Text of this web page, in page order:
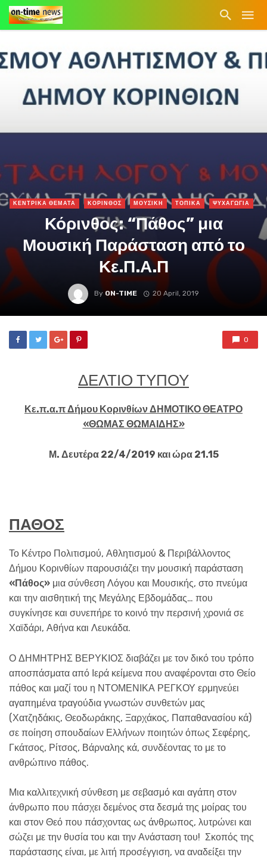
ΚΕΝΤΡΙΚΑ ΘΕΜΑΤΑ ΚΟΡΙΝΘΟΣ ΜΟΥΣΙΚΗ ΤΟΠΙΚΑ ΨΥΧΑΓΩΓΙΑ
Κόρινθος: “Πάθος” μια
Μουσική Παράσταση από το
Κε.Π.Α.Π
By ON-TIME 20 April, 2019
0
ΔΕΛΤΙΟ ΤΥΠΟΥ
Κε.π.α.π Δήμου ΚορινθίωνΔΗΜΟΤΙΚΟ ΘΕΑΤΡΟ
«ΘΩΜΑΣ ΘΩΜΑΙΔΗΣ»
Μ. Δευτέρα 22/4/2019 και ώρα 21.15
ΠΑΘΟΣ
Το Κέντρο Πολιτισμού, Αθλητισμού & Περιβάλλοντος
Δήμου Κορινθίων παρουσιάζει την μουσική παράσταση
«Πάθος» μια σύνθεση Λόγου και Μουσικής, στο πνεύμα
και την αισθητική της Μεγάλης Εβδομάδας… που
συγκίνησε και συνεπήρε το κοινό την περσινή χρονιά σε
Χαϊδάρι, Αθήνα και Λευκάδα.
Ο ΔΗΜΗΤΡΗΣ ΒΕΡΥΚΙΟΣ διαβάζει με τον δικό του τρόπο
αποσπάσματα από Ιερά κείμενα που αναφέρονται στο Θείο
πάθος και μαζί του η ΝΤΟΜΕΝΙΚΑ ΡΕΓΚΟΥ ερμηνεύει
αγαπημένα τραγούδια γνωστών συνθετών μας
(Χατζηδάκις, Θεοδωράκης, Ξαρχάκος, Παπαθανασίου κά)
σε ποίηση σπουδαίων Ελλήνων ποιητών όπως Σεφέρης,
Γκάτσος, Ρίτσος, Βάρναλης κά, συνδέοντας το με το
ανθρώπινο πάθος.
Μια καλλιτεχνική σύνθεση με σεβασμό και αγάπη στον
άνθρωπο που πάσχει δεμένος στα δεσμά της μοίρας του
και στον Θεό που πάσχοντας ως άνθρωπος, λυτρώνει και
σώζει με την θυσία του και την Ανάσταση του! Σκοπός της
παράστασης είναι, με λιτή προσέγγιση, να αναδείξει την